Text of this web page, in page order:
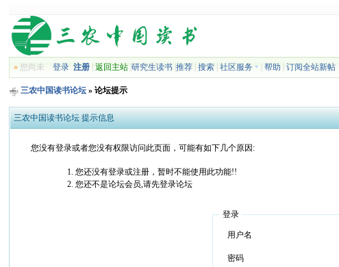
» 您尚未登录 注册 |返回主站 |研究生读书 |推荐 |搜索 |社区服务 |帮助 |订阅全站新帖
三农中国读书论坛 » 论坛提示
三农中国读书论坛 提示信息
您没有登录或者您没有权限访问此页面，可能有如下几个原因:
您还没有登录或注册，暂时不能使用此功能!!
您还不是论坛会员,请先登录论坛
登录
用户名
密码